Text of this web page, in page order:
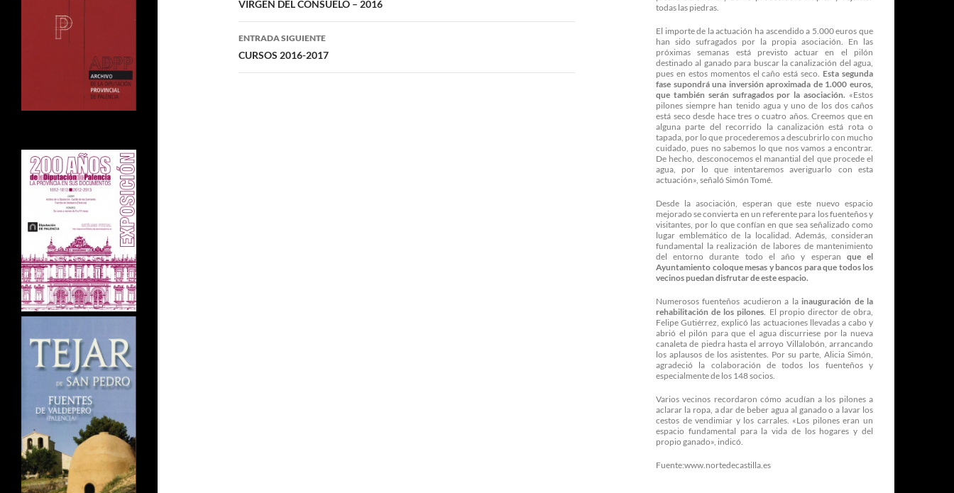
de
entradas
VIRGEN DEL CONSUELO – 2016
ENTRADA SIGUIENTE
CURSOS 2016-2017
todas las piedras.
El importe de la actuación ha ascendido a 5.000 euros que
han sido sufragados por la propia asociación. En las
próximas semanas está previsto actuar en el pilón
destinado al ganado para buscar la canalización del agua,
pues en estos momentos el caño está seco. Esta segunda
fase supondrá una inversión aproximada de 1.000 euros,
que también serán sufragados por la asociación. «Estos
pilones siempre han tenido agua y uno de los dos caños
está seco desde hace tres o cuatro años. Creemos que en
alguna parte del recorrido la canalización está rota o
tapada, por lo que procederemos a descubrirlo con mucho
cuidado, pues no sabemos lo que nos vamos a encontrar.
De hecho, desconocemos el manantial del que procede el
agua, por lo que intentaremos averiguarlo con esta
actuación», señaló Simón Tomé.
Desde la asociación, esperan que este nuevo espacio
mejorado se convierta en un referente para los fuenteños y
visitantes, por lo que confían en que sea señalizado como
lugar emblemático de la localidad. Además, consideran
fundamental la realización de labores de mantenimiento
del entorno durante todo el año y esperan que el
Ayuntamiento coloque mesas y bancos para que todos los
vecinos puedan disfrutar de este espacio.
Numerosos fuenteños acudieron a la inauguración de la
rehabilitación de los pilones . El propio director de obra,
Felipe Gutiérrez, explicó las actuaciones llevadas a cabo y
abrió el pilón para que el agua discurriese por la nueva
canaleta de piedra hasta el arroyo Villalobón, arrancando
los aplausos de los asistentes. Por su parte, Alicia Simón,
agradeció la colaboración de todos los fuenteños y
especialmente de los 148 socios.
Varios vecinos recordaron cómo acudían a los pilones a
aclarar la ropa, a dar de beber agua al ganado o a lavar los
cestos de vendimiar y los carrales. «Los pilones eran un
espacio fundamental para la vida de los hogares y del
propio ganado», indicó.
Fuente:www.nortedecastilla.es